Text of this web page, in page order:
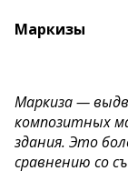
Маркизы
Маркиза —
композитных
здания. Это
сравнению со